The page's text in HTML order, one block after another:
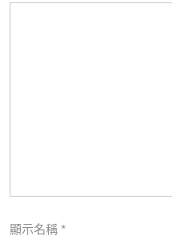
顯示名稱 *